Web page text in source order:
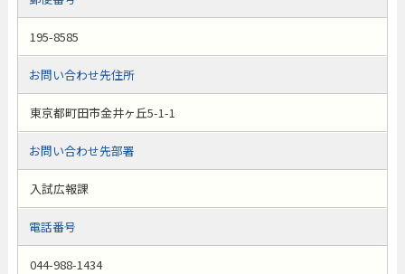
195-8585
お問い合わせ先住所
東京都町田市金井ヶ丘5-1-1
お問い合わせ先部署
入試広報課
電話番号
044-988-1434